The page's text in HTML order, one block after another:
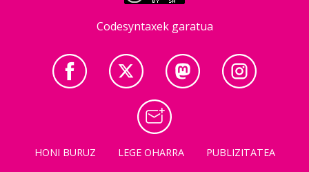
Codesyntaxek garatua
HONI BURUZ LEGE OHARRA PUBLIZITATEA